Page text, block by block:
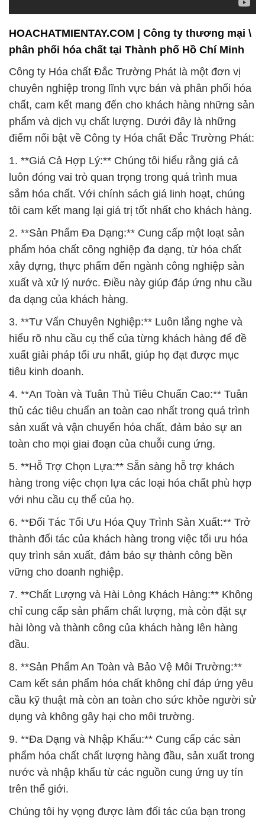
HOACHATMIENTAY.COM | Công ty thương mại \
phân phối hóa chất tại Thành phố Hồ Chí Minh
Công ty Hóa chất Đắc Trường Phát là một đơn vị
chuyên nghiệp trong lĩnh vực bán và phân phối hóa
chất, cam kết mang đến cho khách hàng những sản
phẩm và dịch vụ chất lượng. Dưới đây là những
điểm nổi bật về Công ty Hóa chất Đắc Trường Phát:
1. **Giá Cả Hợp Lý:** Chúng tôi hiểu rằng giá cả
luôn đóng vai trò quan trọng trong quá trình mua
sắm hóa chất. Với chính sách giá linh hoạt, chúng
tôi cam kết mang lại giá trị tốt nhất cho khách hàng.
2. **Sản Phẩm Đa Dạng:** Cung cấp một loạt sản
phẩm hóa chất công nghiệp đa dạng, từ hóa chất
xây dựng, thực phẩm đến ngành công nghiệp sản
xuất và xử lý nước. Điều này giúp đáp ứng nhu cầu
đa dạng của khách hàng.
3. **Tư Vấn Chuyên Nghiệp:** Luôn lắng nghe và
hiểu rõ nhu cầu cụ thể của từng khách hàng để đề
xuất giải pháp tối ưu nhất, giúp họ đạt được mục
tiêu kinh doanh.
4. **An Toàn và Tuân Thủ Tiêu Chuẩn Cao:** Tuân
thủ các tiêu chuẩn an toàn cao nhất trong quá trình
sản xuất và vận chuyển hóa chất, đảm bảo sự an
toàn cho mọi giai đoạn của chuỗi cung ứng.
5. **Hỗ Trợ Chọn Lựa:** Sẵn sàng hỗ trợ khách
hàng trong việc chọn lựa các loại hóa chất phù hợp
với nhu cầu cụ thể của họ.
6. **Đối Tác Tối Ưu Hóa Quy Trình Sản Xuất:** Trở
thành đối tác của khách hàng trong việc tối ưu hóa
quy trình sản xuất, đảm bảo sự thành công bền
vững cho doanh nghiệp.
7. **Chất Lượng và Hài Lòng Khách Hàng:** Không
chỉ cung cấp sản phẩm chất lượng, mà còn đặt sự
hài lòng và thành công của khách hàng lên hàng
đầu.
8. **Sản Phẩm An Toàn và Bảo Vệ Môi Trường:**
Cam kết sản phẩm hóa chất không chỉ đáp ứng yêu
cầu kỹ thuật mà còn an toàn cho sức khỏe người sử
dụng và không gây hại cho môi trường.
9. **Đa Dạng và Nhập Khẩu:** Cung cấp các sản
phẩm hóa chất chất lượng hàng đầu, sản xuất trong
nước và nhập khẩu từ các nguồn cung ứng uy tín
trên thế giới.
Chúng tôi hy vọng được làm đối tác của bạn trong